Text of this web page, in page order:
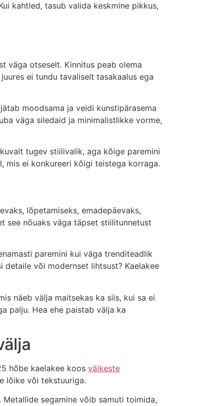
kahtled, tasub valida keskmine pikkus,
väga otseselt. Kinnitus peab olema
ei tundu tavaliselt tasakaalus ega
moodsama ja veidi kunstipärasema
väga siledaid ja minimalistlikke vorme,
tugev stiilivalik, aga kõige paremini
mis ei konkureeri kõigi teistega korraga.
lõpetamiseks, emadepäevaks,
see nõuaks väga täpset stiilitunnetust
paremini kui väga trenditeadlik
või modernset lihtsust? Kaelakee
näeb välja maitsekas ka siis, kui sa ei
palju. Hea ehe paistab välja ka
hõbe kaelakee koos väikeste
lõike või tekstuuriga.
segamine võib samuti toimida,